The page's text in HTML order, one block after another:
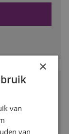
dynamische
ben je
×
van
van